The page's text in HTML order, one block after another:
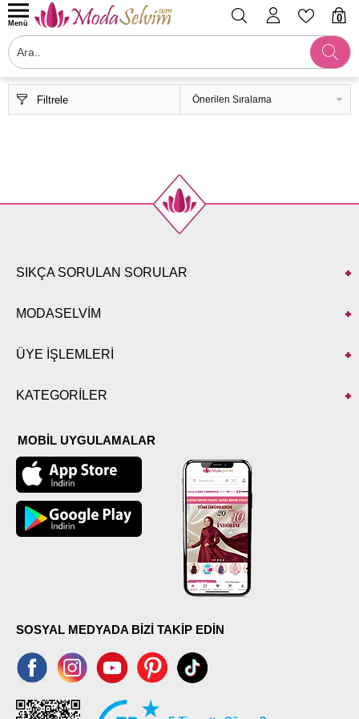
0
Menü
Filtrele
SIKÇA SORULAN SORULAR
MODASELVİM
ÜYE İŞLEMLERİ
KATEGORİLER
MOBİL UYGULAMALAR
SOSYAL MEDYADA BİZİ TAKİP EDİN